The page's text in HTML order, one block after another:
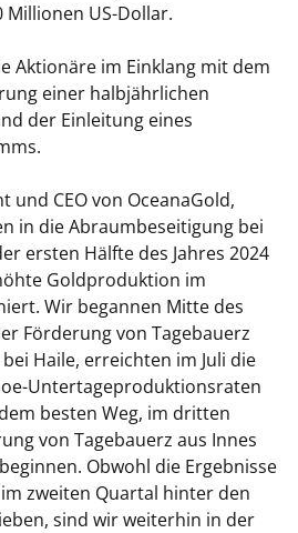
US-Dollar.
Aktionäre im Einklang mit dem
einer halbjährlichen
der Einleitung eines
und CEO von OceanaGold,
in die Abraumbeseitigung bei
ersten Hälfte des Jahres 2024
Goldproduktion im
Wir begannen Mitte des
Förderung von Tagebauerz
Haile, erreichten im Juli die
Untertageproduktionsraten
besten Weg, im dritten
von Tagebauerz aus Innes
Obwohl die Ergebnisse
zweiten Quartal hinter den
sind wir weiterhin in der